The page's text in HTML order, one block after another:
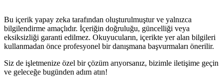
Bu içerik yapay zeka tarafından oluşturulmuştur ve yalnızca
bilgilendirme amaçlıdır. İçeriğin doğruluğu, güncelliği veya
eksiksizliği garanti edilmez. Okuyucuların, içerikte yer alan bilgileri
kullanmadan önce profesyonel bir danışmana başvurmaları önerilir.
Siz de işletmenize özel bir çözüm arıyorsanız, bizimle iletişime geçin
ve geleceğe bugünden adım atın!